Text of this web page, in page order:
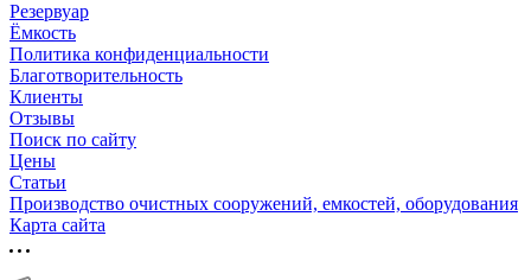
Резервуар
Ёмкость
Политика конфиденциальности
Благотворительность
Клиенты
Отзывы
Поиск по сайту
Цены
Статьи
Производство очистных сооружений, емкостей, оборудования
Карта сайта